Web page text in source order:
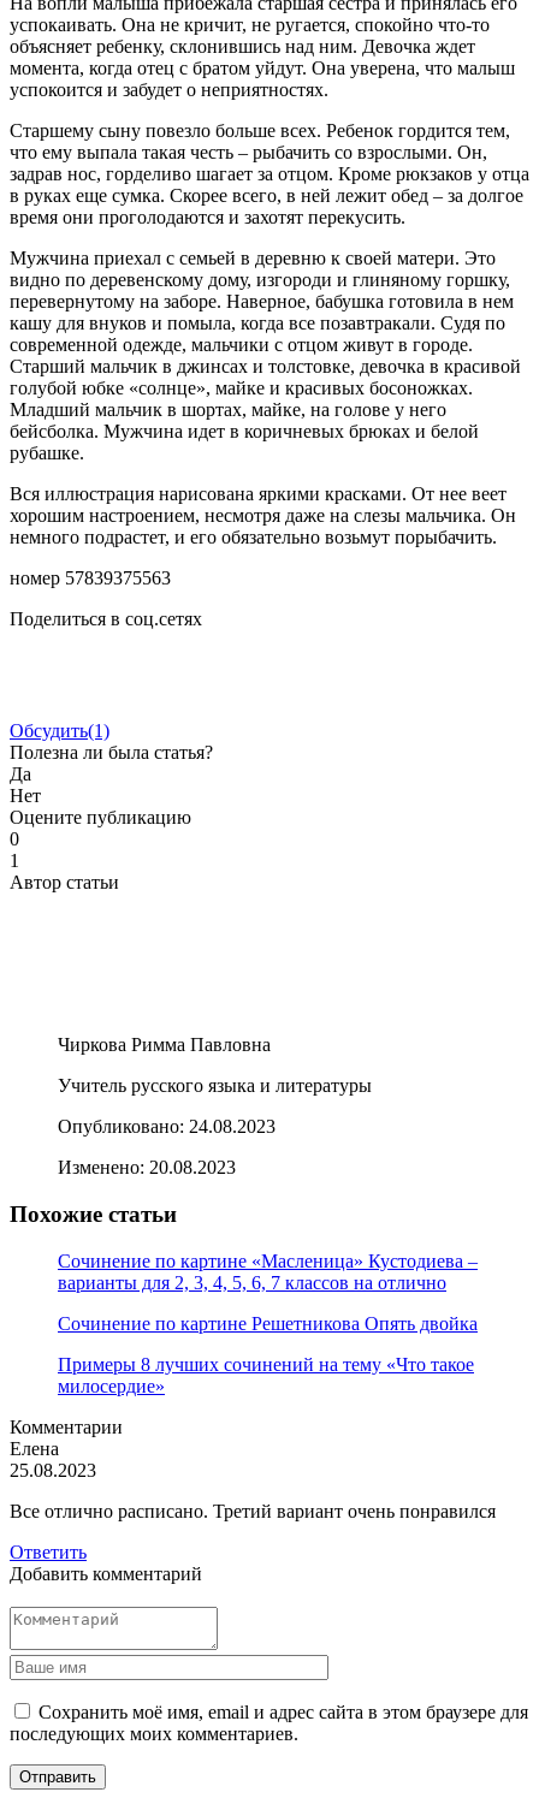
успокаивать. Она не кричит, не ругается, спокойно что-то
объясняет ребенку, склонившись над ним. Девочка ждет
момента, когда отец с братом уйдут. Она уверена, что малыш
успокоится и забудет о неприятностях.
Старшему сыну повезло больше всех. Ребенок гордится тем,
что ему выпала такая честь – рыбачить со взрослыми. Он,
задрав нос, горделиво шагает за отцом. Кроме рюкзаков у отца
в руках еще сумка. Скорее всего, в ней лежит обед – за долгое
время они проголодаются и захотят перекусить.
Мужчина приехал с семьей в деревню к своей матери. Это
видно по деревенскому дому, изгороди и глиняному горшку,
перевернутому на заборе. Наверное, бабушка готовила в нем
кашу для внуков и помыла, когда все позавтракали. Судя по
современной одежде, мальчики с отцом живут в городе.
Старший мальчик в джинсах и толстовке, девочка в красивой
голубой юбке «солнце», майке и красивых босоножках.
Младший мальчик в шортах, майке, на голове у него
бейсболка. Мужчина идет в коричневых брюках и белой
рубашке.
Вся иллюстрация нарисована яркими красками. От нее веет
хорошим настроением, несмотря даже на слезы мальчика. Он
немного подрастет, и его обязательно возьмут порыбачить.
номер 57839375563
Поделиться в соц.сетях
Обсудить(1)
Полезна ли была статья?
Да
Нет
Оцените публикацию
0
1
Автор статьи
Чиркова Римма Павловна
Учитель русского языка и литературы
Опубликовано: 24.08.2023
Изменено: 20.08.2023
Похожие статьи
Сочинение по картине «Масленица» Кустодиева –
варианты для 2, 3, 4, 5, 6, 7 классов на отлично
Сочинение по картине Решетникова Опять двойка
Примеры 8 лучших сочинений на тему «Что такое
милосердие»
Комментарии
Елена
25.08.2023
Все отлично расписано. Третий вариант очень понравился
Ответить
Добавить комментарий
Сохранить моё имя, email и адрес сайта в этом браузере для
последующих моих комментариев.